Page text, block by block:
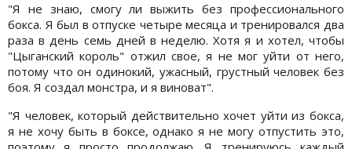
"Я не знаю, смогу ли выжить без профессионального
бокса. Я был в отпуске четыре месяца и тренировался два
раза в день семь дней в неделю. Хотя я и хотел, чтобы
"Цыганский король" отжил свое, я не мог уйти от него,
потому что он одинокий, ужасный, грустный человек без
боя. Я создал монстра, и я виноват".
"Я человек, который действительно хочет уйти из бокса,
я не хочу быть в боксе, однако я не могу отпустить это,